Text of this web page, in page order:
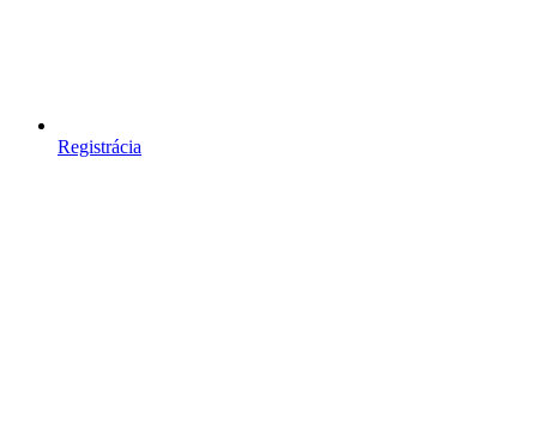
Registrácia